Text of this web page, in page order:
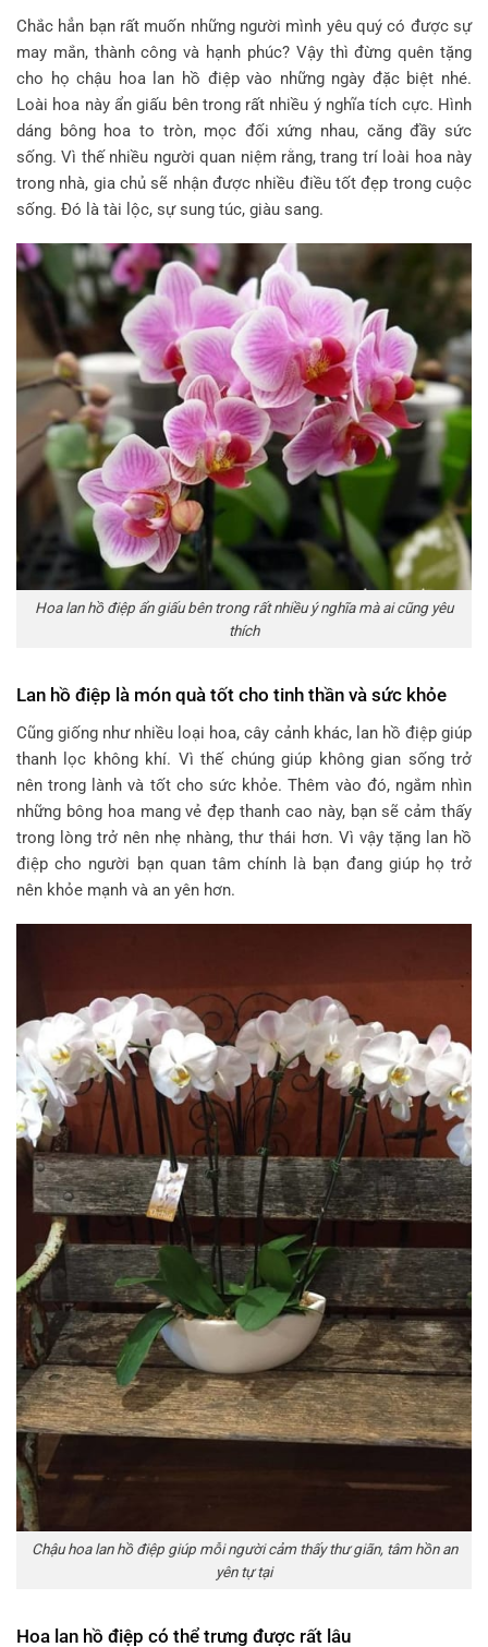
Chắc hẳn bạn rất muốn những người mình yêu quý có được sự
may mắn, thành công và hạnh phúc? Vậy thì đừng quên tặng
cho họ chậu hoa lan hồ điệp vào những ngày đặc biệt nhé.
Loài hoa này ẩn giấu bên trong rất nhiều ý nghĩa tích cực. Hình
dáng bông hoa to tròn, mọc đối xứng nhau, căng đầy sức
sống. Vì thế nhiều người quan niệm rằng, trang trí loài hoa này
trong nhà, gia chủ sẽ nhận được nhiều điều tốt đẹp trong cuộc
sống. Đó là tài lộc, sự sung túc, giàu sang.
Hoa lan hồ điệp ẩn giấu bên trong rất nhiều ý nghĩa mà ai cũng yêu
thích
Lan hồ điệp là món quà tốt cho tinh thần và sức khỏe
Cũng giống như nhiều loại hoa, cây cảnh khác, lan hồ điệp giúp
thanh lọc không khí. Vì thế chúng giúp không gian sống trở
nên trong lành và tốt cho sức khỏe. Thêm vào đó, ngắm nhìn
những bông hoa mang vẻ đẹp thanh cao này, bạn sẽ cảm thấy
trong lòng trở nên nhẹ nhàng, thư thái hơn. Vì vậy tặng lan hồ
điệp cho người bạn quan tâm chính là bạn đang giúp họ trở
nên khỏe mạnh và an yên hơn.
Chậu hoa lan hồ điệp giúp mỗi người cảm thấy thư giãn, tâm hồn an
yên tự tại
Hoa lan hồ điệp có thể trưng được rất lâu